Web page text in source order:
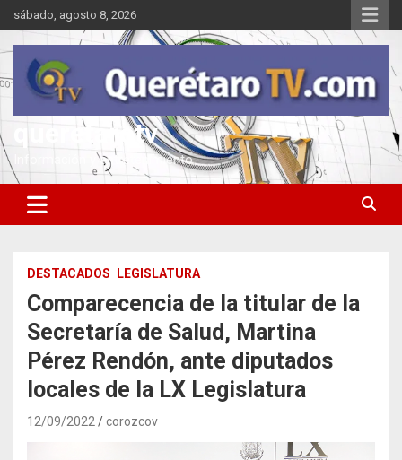
Saltar
al
contenido
sábado, agosto 8, 2026
queretarotv
Información y entretenimiento
DESTACADOS LEGISLATURA
Comparecencia de la titular de la
Secretaría de Salud, Martina
Pérez Rendón, ante diputados
locales de la LX Legislatura
12/09/2022 corozcov